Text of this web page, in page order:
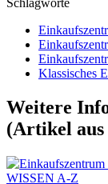
Klassisches
Weitere
(Artikel aus